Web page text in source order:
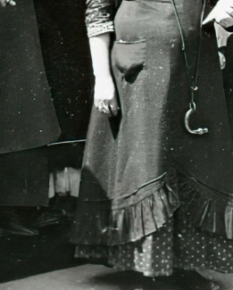
· Budapest
gyűjtése katonáknak, halomba rakott cukros zsákok.